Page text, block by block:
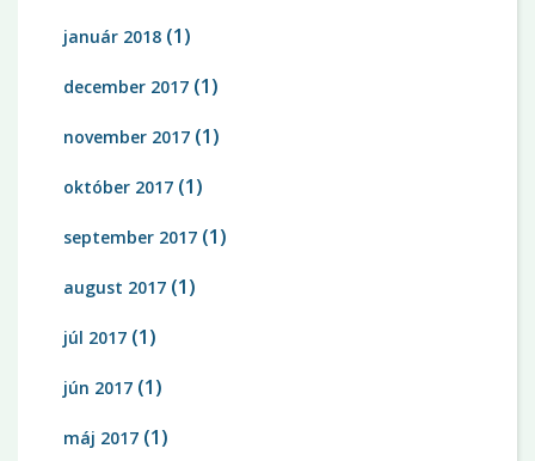
január 2018 (1)
december 2017 (1)
november 2017 (1)
október 2017 (1)
september 2017 (1)
august 2017 (1)
júl 2017 (1)
jún 2017 (1)
máj 2017 (1)